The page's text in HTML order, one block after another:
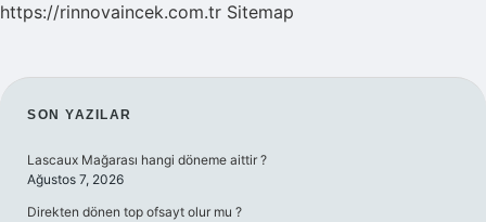
https://rinnovaincek.com.tr Sitemap
SIDEBAR
SON YAZILAR
Lascaux Mağarası hangi döneme aittir ?
Ağustos 7, 2026
Direkten dönen top ofsayt olur mu ?